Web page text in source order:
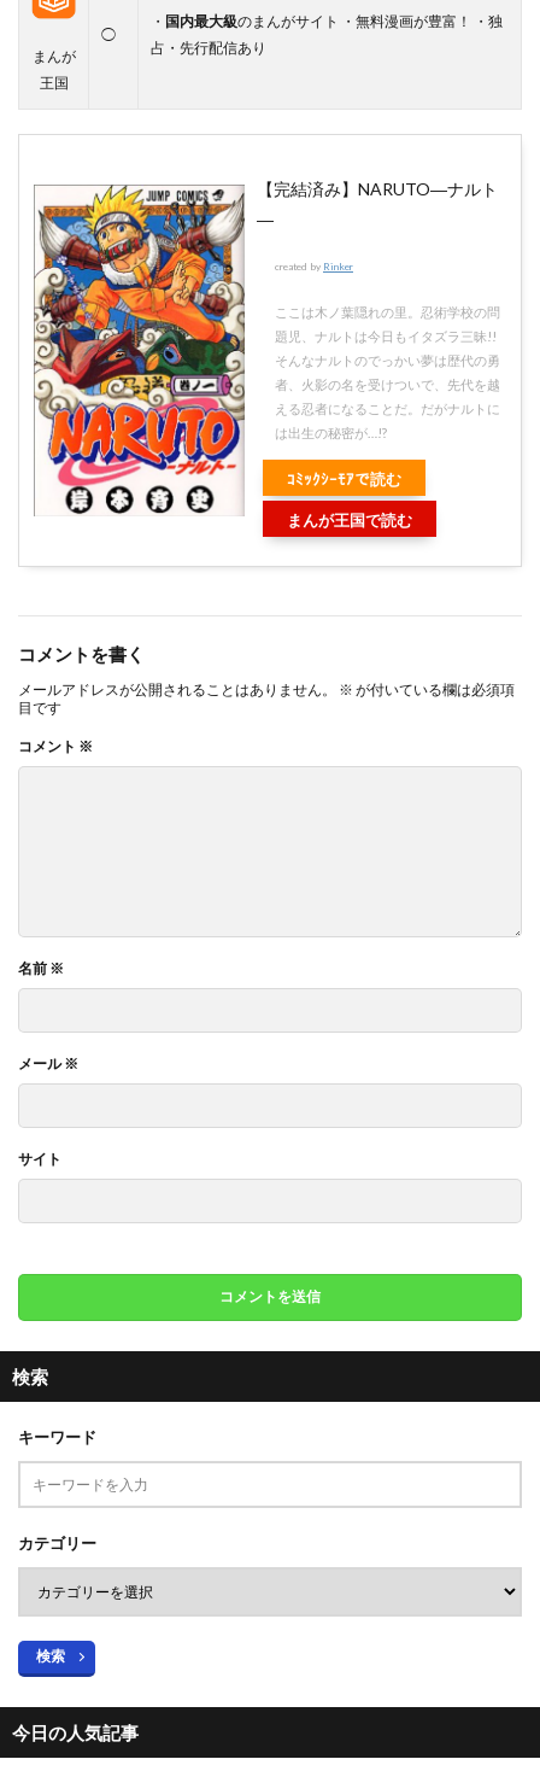
まんが
王国
◯
・ 国内最大級のまんがサイト ・無料漫画が豊富！ ・独
占・先行配信あり
【完結済み】NARUTO―ナルト
―
created by Rinker
ここは木ノ葉隠れの里。忍術学校の問
題児、ナルトは今日もイタズラ三昧!!
そんなナルトのでっかい夢は歴代の勇
者、火影の名を受けついで、先代を越
える忍者になることだ。だがナルトに
は出生の秘密が…!?
ｺﾐｯｸｼｰﾓｱで読む
まんが王国で読む
コメントを書く
メールアドレスが公開されることはありません。 ※ が付いている欄は必須項
目です
コメント ※
名前 ※
メール※
サイト
検索
キーワード
カテゴリー
検索
今日の人気記事